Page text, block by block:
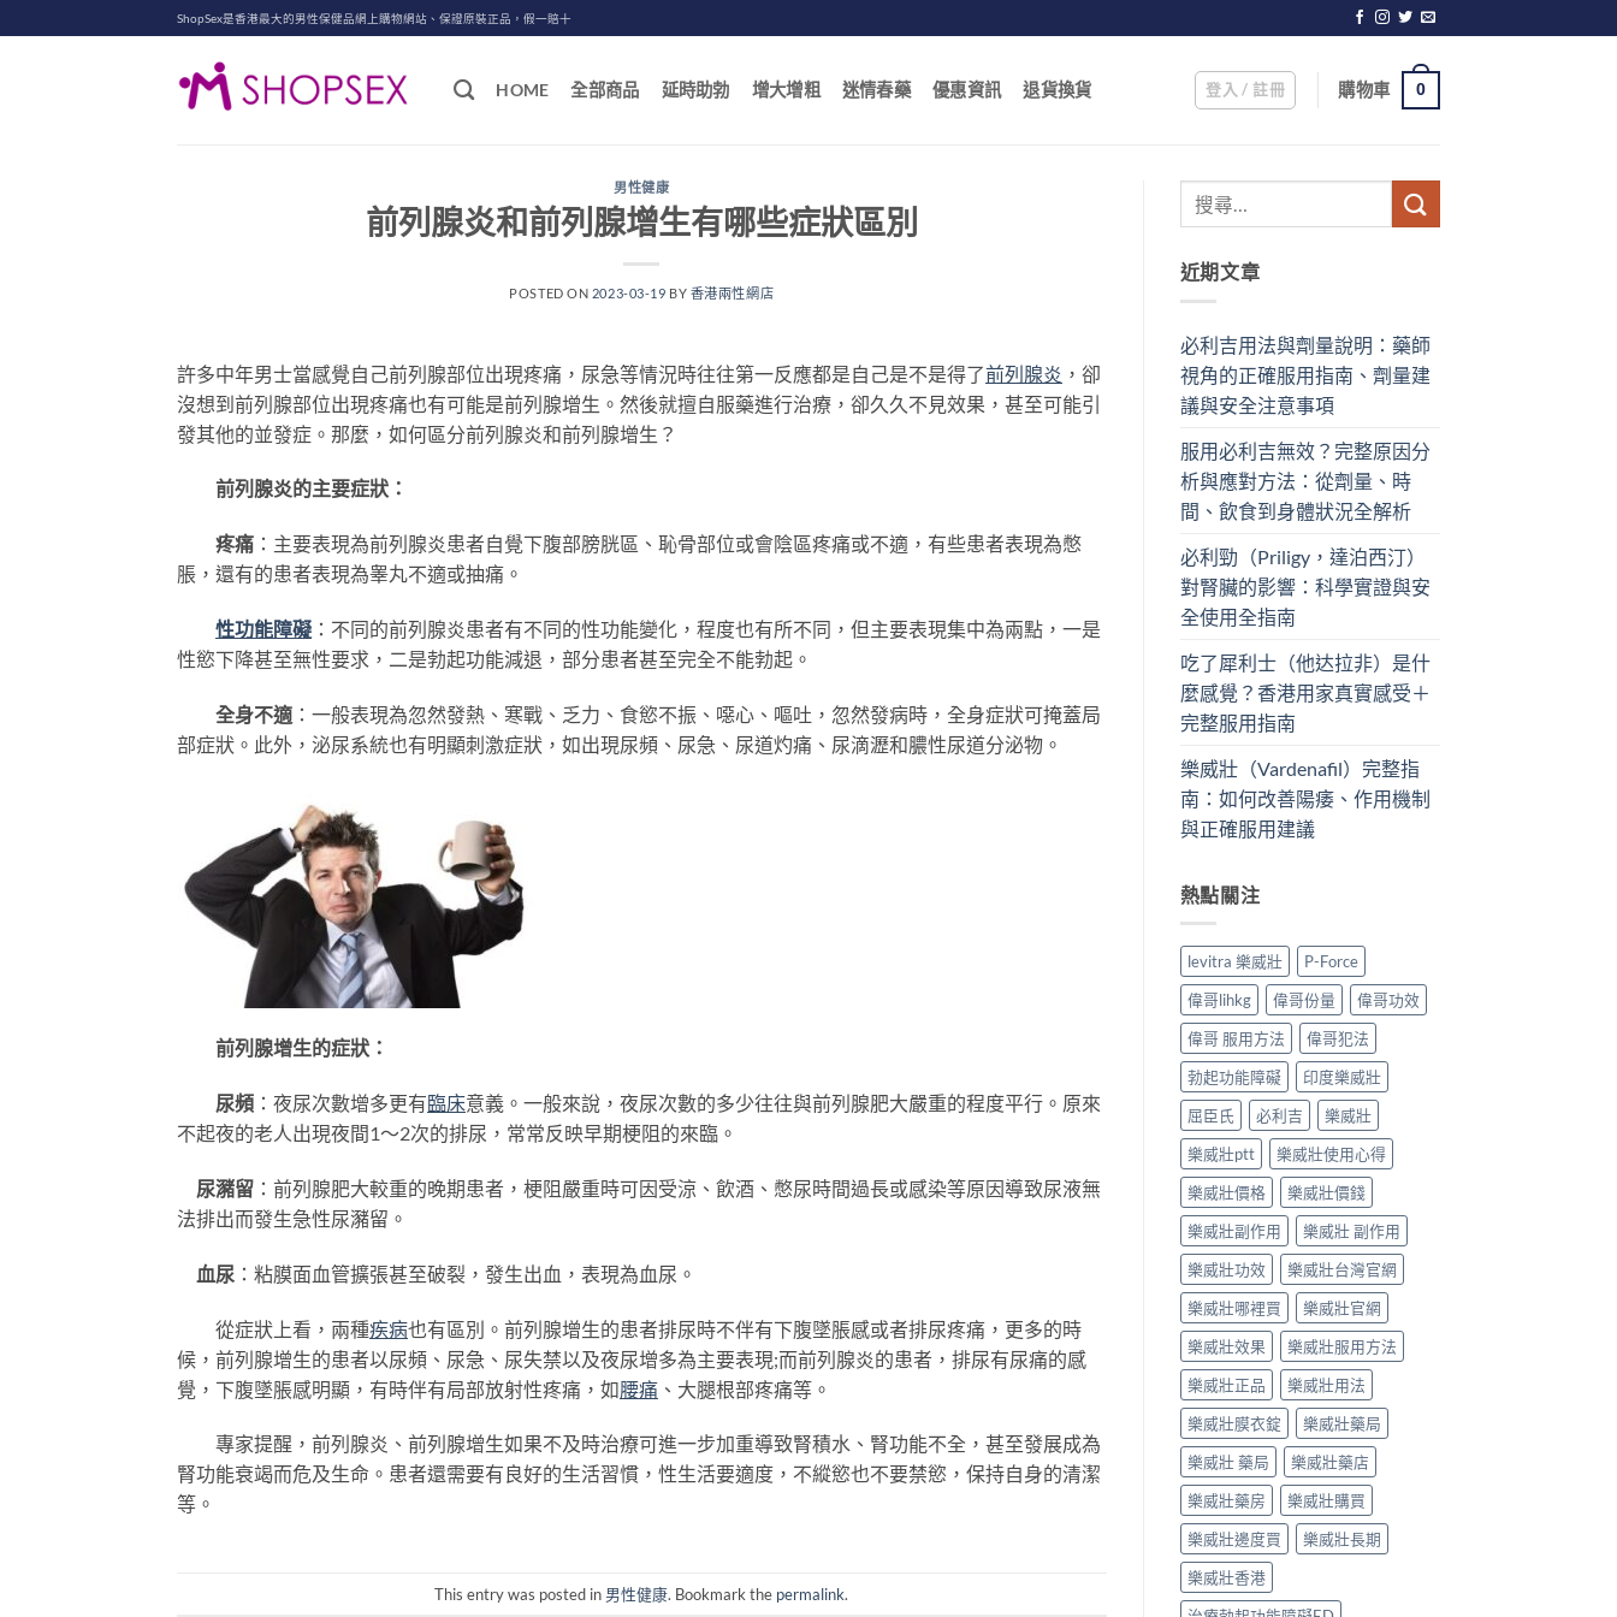
to
ShopSex是香港最大的男性保健品網上購物網站、保證原裝正品，假一賠十
HOME 全部商品 延時助勃 增大增粗 迷情春藥 優惠資訊 退貨換貨 登入 / 註冊 購物車 0
男性健康
前列腺炎和前列腺增生有哪些症狀區別
POSTED ON 2023-03-19 BY 香港兩性網店
許多中年男士當感覺自己前列腺部位出現疼痛，尿急等情況時往往第一反應都是自己是不是得了前列腺炎 ，卻
沒想到前列腺部位出現疼痛也有可能是前列腺增生。然後就擅自服藥進行治療，卻久久不見效果，甚至可能引
發其他的並發症。那麼，如何區分前列腺炎和前列腺增生？
前列腺炎的主要症狀：
疼痛 ：主要表現為前列腺炎患者自覺下腹部膀胱區、恥骨部位或會陰區疼痛或不適，有些患者表現為憋
脹，還有的患者表現為睾丸不適或抽痛。
性功能障礙 ：不同的前列腺炎患者有不同的性功能變化，程度也有所不同，但主要表現集中為兩點，一是
性慾下降甚至無性要求，二是勃起功能減退，部分患者甚至完全不能勃起。
全身不適 ：一般表現為忽然發熱、寒戰、乏力、食慾不振、噁心、嘔吐，忽然發病時，全身症狀可掩蓋局
部症狀。此外，泌尿系統也有明顯刺激症狀，如出現尿頻、尿急、尿道灼痛、尿滴瀝和膿性尿道分泌物。
前列腺增生的症狀：
尿頻 ：夜尿次數增多更有臨床意義。一般來說，夜尿次數的多少往往與前列腺肥大嚴重的程度平行。原來
不起夜的老人出現夜間1～2次的排尿，常常反映早期梗阻的來臨。
尿瀦留 ：前列腺肥大較重的晚期患者，梗阻嚴重時可因受涼、飲酒、憋尿時間過長或感染等原因導致尿液無
法排出而發生急性尿瀦留。
血尿 ：粘膜面血管擴張甚至破裂，發生出血，表現為血尿。
從症狀上看，兩種疾病也有區別。前列腺增生的患者排尿時不伴有下腹墜脹感或者排尿疼痛，更多的時
候，前列腺增生的患者以尿頻、尿急、尿失禁以及夜尿增多為主要表現;而前列腺炎的患者，排尿有尿痛的感
覺，下腹墜脹感明顯，有時伴有局部放射性疼痛，如腰痛 、大腿根部疼痛等。
專家提醒，前列腺炎、前列腺增生如果不及時治療可進一步加重導致腎積水、腎功能不全，甚至發展成為
腎功能衰竭而危及生命。患者還需要有良好的生活習慣，性生活要適度，不縱慾也不要禁慾，保持自身的清潔
等。
This entry was posted in 男性健康. Bookmark the permalink.
近期文章
必利吉用法與劑量說明：藥師
視角的正確服用指南、劑量建
議與安全注意事項
服用必利吉無效？完整原因分
析與應對方法：從劑量、時
間、飲食到身體狀況全解析
必利勁（Priligy，達泊西汀）
對腎臟的影響：科學實證與安
全使用全指南
吃了犀利士（他达拉非）是什
麼感覺？香港用家真實感受＋
完整服用指南
樂威壯（Vardenafil）完整指
南：如何改善陽痿、作用機制
與正確服用建議
熱點關注
levitra 樂威壯
P-Force
偉哥lihkg
偉哥份量
偉哥功效
偉哥 服用方法
偉哥犯法
勃起功能障礙
印度樂威壯
屈臣氏
必利吉
樂威壯
樂威壯ptt
樂威壯使用心得
樂威壯價格
樂威壯價錢
樂威壯副作用
樂威壯 副作用
樂威壯功效
樂威壯台灣官網
樂威壯哪裡買
樂威壯官網
樂威壯效果
樂威壯服用方法
樂威壯正品
樂威壯用法
樂威壯膜衣錠
樂威壯藥局
樂威壯 藥局
樂威壯藥店
樂威壯藥房
樂威壯購買
樂威壯邊度買
樂威壯長期
樂威壯香港